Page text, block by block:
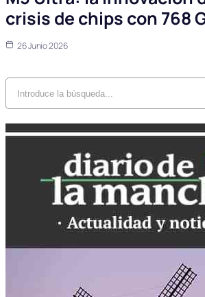
crisis de chips con 768
26 Junio 2026